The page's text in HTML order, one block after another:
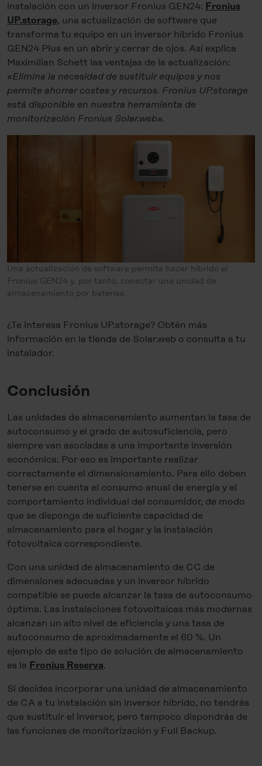
instalación con un inversor Fronius GEN24: Fronius
UP.storage, una actualización de software que
transforma tu equipo en un inversor híbrido Fronius
GEN24 Plus en un abrir y cerrar de ojos. Así explica
Maximilian Schett las ventajas de la actualización:
«Elimina la necesidad de sustituir equipos y nos
permite ahorrar costes y recursos. Fronius UP.storage
está disponible en nuestra herramienta de
monitorización Fronius Solar.web».
Una actualización de software permite hacer híbrido el
Fronius GEN24 y, por tanto, conectar una unidad de
almacenamiento por baterías.
¿Te interesa Fronius UP.storage? Obtén más
información en la tienda de Solar.web o consulta a tu
instalador.
Conclusión
Las unidades de almacenamiento aumentan la tasa de
autoconsumo y el grado de autosuficiencia, pero
siempre van asociadas a una importante inversión
económica. Por eso es importante realizar
correctamente el dimensionamiento. Para ello deben
tenerse en cuenta el consumo anual de energía y el
comportamiento individual del consumidor, de modo
que se disponga de suficiente capacidad de
almacenamiento para el hogar y la instalación
fotovoltaica correspondiente.
Con una unidad de almacenamiento de CC de
dimensiones adecuadas y un inversor híbrido
compatible se puede alcanzar la tasa de autoconsumo
óptima. Las instalaciones fotovoltaicas más modernas
alcanzan un alto nivel de eficiencia y una tasa de
autoconsumo de aproximadamente el 60 %. Un
ejemplo de este tipo de solución de almacenamiento
es la Fronius Reserva.
Si decides incorporar una unidad de almacenamiento
de CA a tu instalación sin inversor híbrido, no tendrás
que sustituir el inversor, pero tampoco dispondrás de
las funciones de monitorización y Full Backup.